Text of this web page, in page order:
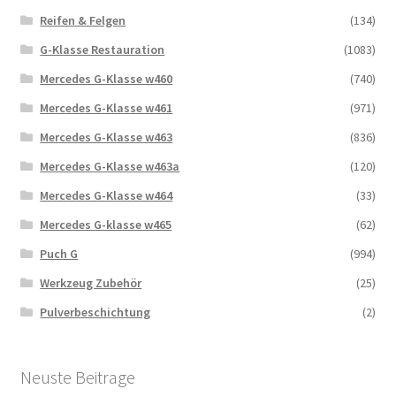
Reifen & Felgen
(134)
G-Klasse Restauration
(1083)
Mercedes G-Klasse w460
(740)
Mercedes G-Klasse w461
(971)
Mercedes G-Klasse w463
(836)
Mercedes G-Klasse w463a
(120)
Mercedes G-Klasse w464
(33)
Mercedes G-klasse w465
(62)
Puch G
(994)
Werkzeug Zubehör
(25)
Pulverbeschichtung
(2)
Neuste Beitrage